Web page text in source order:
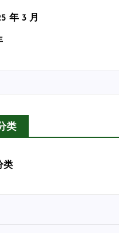
年 3 月
类
类